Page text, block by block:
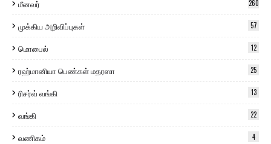
மீனவர் 260
முக்கிய அறிவிப்புகள் 57
மொபைல் 12
ரஹ்மானியா பெண்கள் மதரஸா 25
ரிசர்வ் வங்கி 13
வங்கி 22
வணிகம் 4